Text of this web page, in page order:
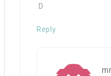
:D
Reply